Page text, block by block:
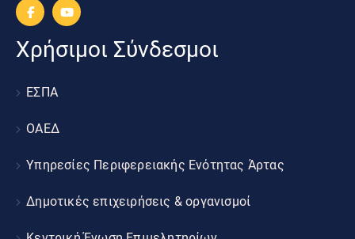
Χρήσιμοι Σύνδεσμοι
ΕΣΠΑ
ΟΑΕΔ
Υπηρεσίες Περιφερειακής Ενότητας Άρτας
Δημοτικές επιχειρήσεις & οργανισμοί